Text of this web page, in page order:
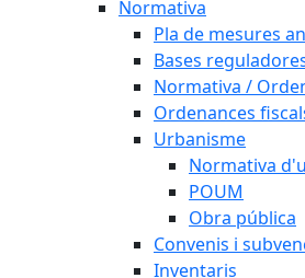
Normativa
Pla de mesures
Bases
Normativa /
Ordenances
Urbanisme
Normativa
POUM
Obra pública
Convenis i
Inventaris